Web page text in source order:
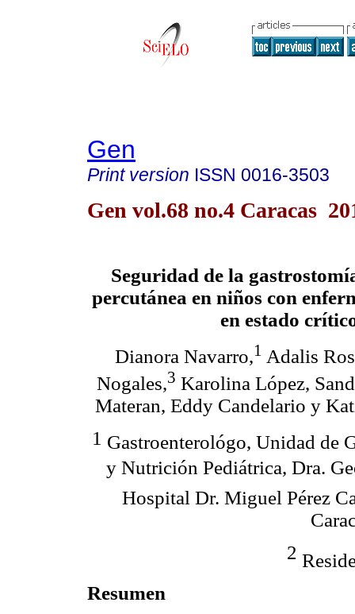
Gen
Print version ISSN 0016-3503
Gen vol.68 no.4 Caracas
Seguridad de la
percutánea en niños con
en estado
Dianora Navarro,1 Adalis
Nogales,3 Karolina López,
Materan, Eddy Candelario y
1 Gastroenterológo, Unidad de
y Nutrición Pediátrica, Dra.
Hospital Dr. Miguel Pérez
2
Resumen